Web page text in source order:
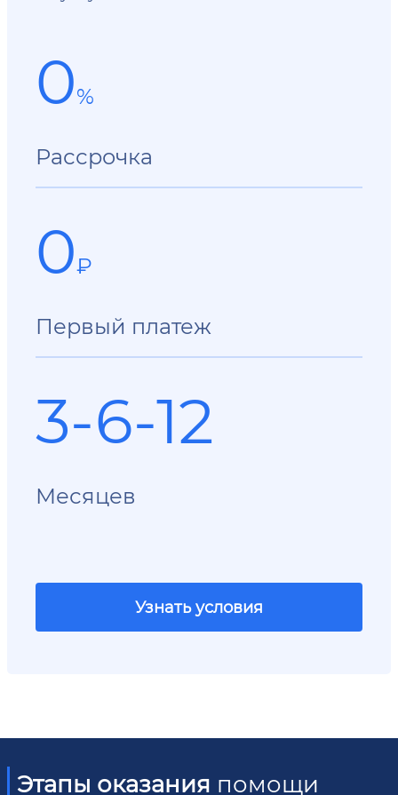
0%
Рассрочка
0₽
Первый платеж
3-6-12
Месяцев
Узнать условия
Этапы оказания помощи